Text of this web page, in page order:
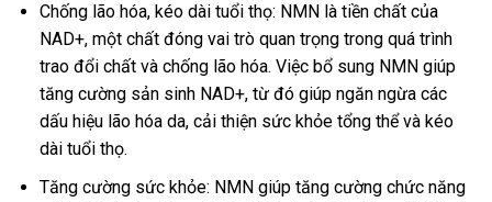
Chống lão hóa, kéo dài tuổi thọ: NMN là tiền chất của
NAD+, một chất đóng vai trò quan trọng trong quá trình
trao đổi chất và chống lão hóa. Việc bổ sung NMN giúp
tăng cường sản sinh NAD+, từ đó giúp ngăn ngừa các
dấu hiệu lão hóa da, cải thiện sức khỏe tổng thể và kéo
dài tuổi thọ.
Tăng cường sức khỏe: NMN giúp tăng cường chức năng